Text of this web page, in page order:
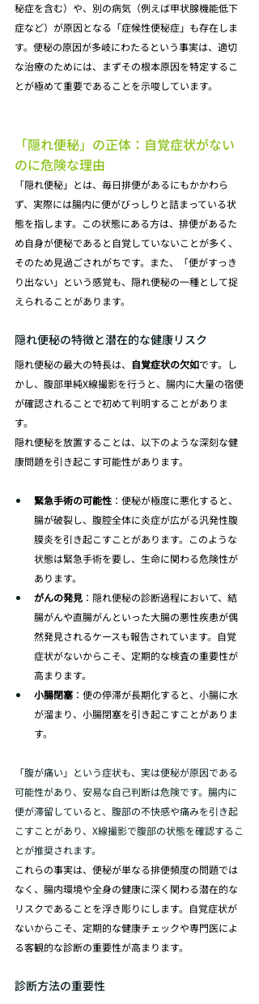
秘症を含む）や、別の病気（例えば甲状腺機能低下
症など）が原因となる「症候性便秘症」も存在しま
す。便秘の原因が多岐にわたるという事実は、適切
な治療のためには、まずその根本原因を特定するこ
とが極めて重要であることを示唆しています。
「隠れ便秘」の正体：自覚症状がない
のに危険な理由
「隠れ便秘」とは、毎日排便があるにもかかわら
ず、実際には腸内に便がびっしりと詰まっている状
態を指します。この状態にある方は、排便があるた
め自身が便秘であると自覚していないことが多く、
そのため見過ごされがちです。また、「便がすっき
り出ない」という感覚も、隠れ便秘の一種として捉
えられることがあります。
隠れ便秘の特徴と潜在的な健康リスク
隠れ便秘の最大の特長は、 自覚症状の欠如です。し
かし、腹部単純X線撮影を行うと、腸内に大量の宿便
が確認されることで初めて判明することがありま
す。
隠れ便秘を放置することは、以下のような深刻な健
康問題を引き起こす可能性があります。
緊急手術の可能性 ：便秘が極度に悪化すると、
腸が破裂し、腹腔全体に炎症が広がる汎発性腹
膜炎を引き起こすことがあります。このような
状態は緊急手術を要し、生命に関わる危険性が
あります。
がんの発見 ：隠れ便秘の診断過程において、結
腸がんや直腸がんといった大腸の悪性疾患が偶
然発見されるケースも報告されています。自覚
症状がないからこそ、定期的な検査の重要性が
高まります。
小腸閉塞 ：便の停滞が長期化すると、小腸に水
が溜まり、小腸閉塞を引き起こすことがありま
す。
「腹が痛い」という症状も、実は便秘が原因である
可能性があり、安易な自己判断は危険です。腸内に
便が滞留していると、腹部の不快感や痛みを引き起
こすことがあり、X線撮影で腹部の状態を確認するこ
とが推奨されます。
これらの事実は、便秘が単なる排便頻度の問題では
なく、腸内環境や全身の健康に深く関わる潜在的な
リスクであることを浮き彫りにします。自覚症状が
ないからこそ、定期的な健康チェックや専門医によ
る客観的な診断の重要性が高まります。
診断方法の重要性